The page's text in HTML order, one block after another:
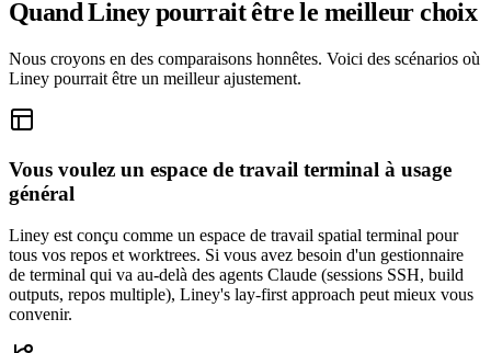
Quand Liney pourrait être le meilleur choix
Nous croyons en des comparaisons honnêtes. Voici des scénarios où
Liney pourrait être un meilleur ajustement.
Vous voulez un espace de travail terminal à usage
général
Liney est conçu comme un espace de travail spatial terminal pour
tous vos repos et worktrees. Si vous avez besoin d'un gestionnaire
de terminal qui va au-delà des agents Claude (sessions SSH, build
outputs, repos multiple), Liney's lay-first approach peut mieux vous
convenir.